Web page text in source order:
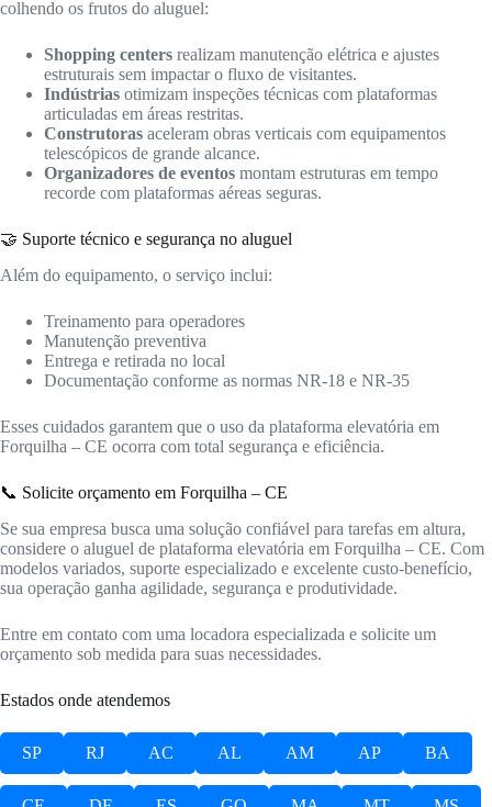
colhendo os frutos do aluguel:
Shopping centers realizam manutenção elétrica e ajustes
estruturais sem impactar o fluxo de visitantes.
Indústrias otimizam inspeções técnicas com plataformas
articuladas em áreas restritas.
Construtoras aceleram obras verticais com equipamentos
telescópicos de grande alcance.
Organizadores de eventos montam estruturas em tempo
recorde com plataformas aéreas seguras.
🤝 Suporte técnico e segurança no aluguel
Além do equipamento, o serviço inclui:
Treinamento para operadores
Manutenção preventiva
Entrega e retirada no local
Documentação conforme as normas NR-18 e NR-35
Esses cuidados garantem que o uso da plataforma elevatória em
Forquilha – CE ocorra com total segurança e eficiência.
📞 Solicite orçamento em Forquilha – CE
Se sua empresa busca uma solução confiável para tarefas em altura,
considere o aluguel de plataforma elevatória em Forquilha – CE. Com
modelos variados, suporte especializado e excelente custo-benefício,
sua operação ganha agilidade, segurança e produtividade.
Entre em contato com uma locadora especializada e solicite um
orçamento sob medida para suas necessidades.
Estados onde atendemos
SP RJ AC AL AM AP BA